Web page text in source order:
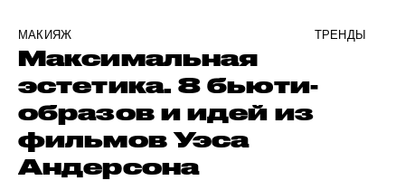
МАКИЯЖ ТРЕНДЫ
Максимальная
эстетика. 8 бьюти-
образов и идей из
фильмов Уэса
Андерсона